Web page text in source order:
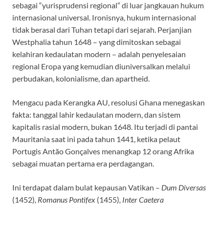
sebagai “yurisprudensi regional” di luar jangkauan hukum
internasional universal. Ironisnya, hukum internasional
tidak berasal dari Tuhan tetapi dari sejarah. Perjanjian
Westphalia tahun 1648 – yang dimitoskan sebagai
kelahiran kedaulatan modern – adalah penyelesaian
regional Eropa yang kemudian diuniversalkan melalui
perbudakan, kolonialisme, dan apartheid.
Mengacu pada Kerangka AU, resolusi Ghana menegaskan
fakta: tanggal lahir kedaulatan modern, dan sistem
kapitalis rasial modern, bukan 1648. Itu terjadi di pantai
Mauritania saat ini pada tahun 1441, ketika pelaut
Portugis Antão Gonçalves menangkap 12 orang Afrika
sebagai muatan pertama era perdagangan.
Ini terdapat dalam bulat kepausan Vatikan – Dum Diversas
(1452), Romanus Pontifex (1455), Inter Caetera